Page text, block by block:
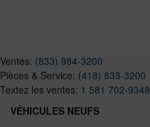
Ventes: (833) 984-3200
Pièces & Service: (418) 833-3200
Textez les ventes: 1 581 702-9348
VÉHICULES NEUFS